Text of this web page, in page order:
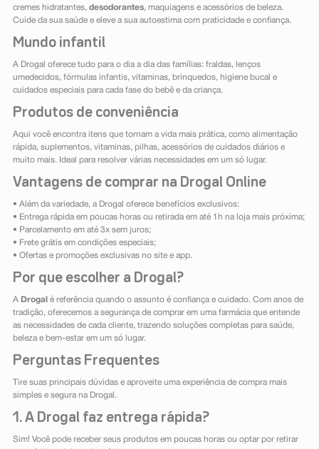
cremes hidratantes, desodorantes, maquiagens e acessórios de beleza.
Cuide da sua saúde e eleve a sua autoestima com praticidade e confiança.
Mundo infantil
A Drogal oferece tudo para o dia a dia das famílias: fraldas, lenços
umedecidos, fórmulas infantis, vitaminas, brinquedos, higiene bucal e
cuidados especiais para cada fase do bebê e da criança.
Produtos de conveniência
Aqui você encontra itens que tornam a vida mais prática, como alimentação
rápida, suplementos, vitaminas, pilhas, acessórios de cuidados diários e
muito mais. Ideal para resolver várias necessidades em um só lugar.
Vantagens de comprar na Drogal Online
• Além da variedade, a Drogal oferece benefícios exclusivos:
• Entrega rápida em poucas horas ou retirada em até 1h na loja mais próxima;
• Parcelamento em até 3x sem juros;
• Frete grátis em condições especiais;
• Ofertas e promoções exclusivas no site e app.
Por que escolher a Drogal?
A Drogal é referência quando o assunto é confiança e cuidado. Com anos de
tradição, oferecemos a segurança de comprar em uma farmácia que entende
as necessidades de cada cliente, trazendo soluções completas para saúde,
beleza e bem-estar em um só lugar.
Perguntas Frequentes
Tire suas principais dúvidas e aproveite uma experiência de compra mais
simples e segura na Drogal.
1. A Drogal faz entrega rápida?
Sim! Você pode receber seus produtos em poucas horas ou optar por retirar